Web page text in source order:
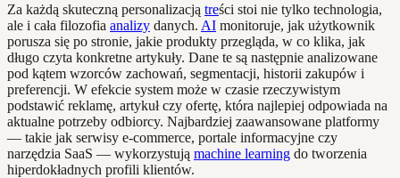
Za każdą skuteczną personalizacją treści stoi nie tylko technologia,
ale i cała filozofia analizy danych. AI monitoruje, jak użytkownik
porusza się po stronie, jakie produkty przegląda, w co klika, jak
długo czyta konkretne artykuły. Dane te są następnie analizowane
pod kątem wzorców zachowań, segmentacji, historii zakupów i
preferencji. W efekcie system może w czasie rzeczywistym
podstawić reklamę, artykuł czy ofertę, która najlepiej odpowiada na
aktualne potrzeby odbiorcy. Najbardziej zaawansowane platformy
— takie jak serwisy e-commerce, portale informacyjne czy
narzędzia SaaS — wykorzystują machine learning do tworzenia
hiperdokładnych profili klientów.